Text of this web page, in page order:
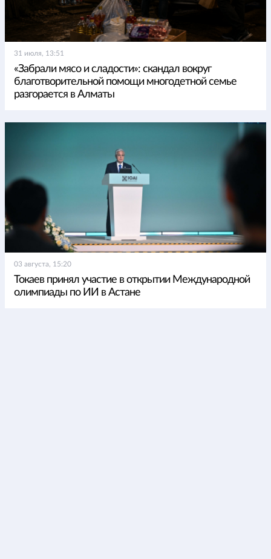
31 июля, 13:51
«Забрали мясо и сладости»: скандал вокруг
благотворительной помощи многодетной семье
разгорается в Алматы
03 августа, 15:20
Токаев принял участие в открытии Международной
олимпиады по ИИ в Астане